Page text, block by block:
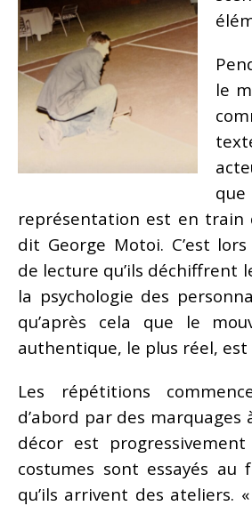
le
représentation est en train
dit George Motoi. C’est
de lecture qu’ils déchiffrent
la psychologie des
qu’après cela que le
authentique, le plus réel,
Les répétitions
d’abord par des marquages
décor est
costumes sont essayés
qu’ils arrivent des ateliers.